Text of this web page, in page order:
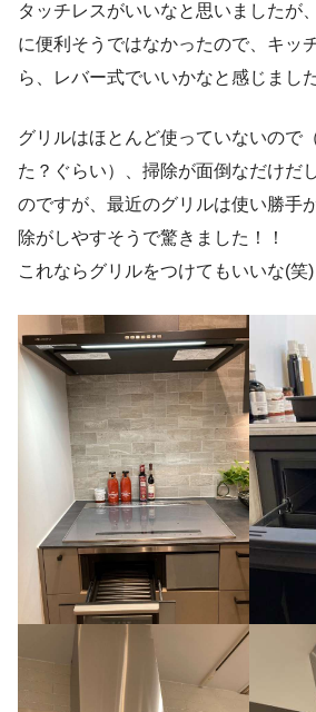
タッチレスがいいなと思いましたが
に便利そうではなかったので、キッ
ら、レバー式でいいかなと感じました
グリルはほとんど使っていないので
た？ぐらい）、掃除が面倒なだけだ
のですが、最近のグリルは使い勝手
除がしやすそうで驚きました！！
これならグリルをつけてもいいな(笑)